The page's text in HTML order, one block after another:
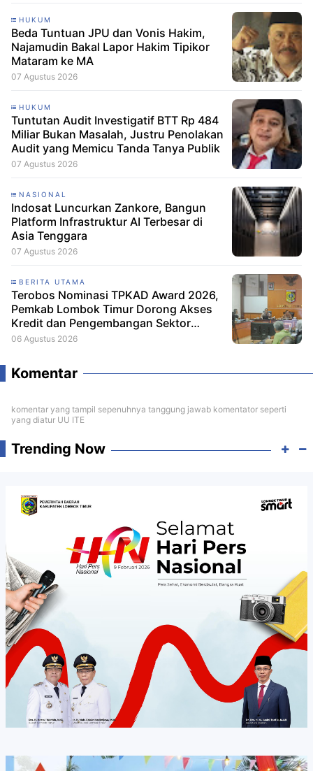
HUKUM
Beda Tuntuan JPU dan Vonis Hakim,
Najamudin Bakal Lapor Hakim Tipikor
Mataram ke MA
07 Agustus 2026
HUKUM
Tuntutan Audit Investigatif BTT Rp 484
Miliar Bukan Masalah, Justru Penolakan
Audit yang Memicu Tanda Tanya Publik
07 Agustus 2026
NASIONAL
Indosat Luncurkan Zankore, Bangun
Platform Infrastruktur AI Terbesar di
Asia Tenggara
07 Agustus 2026
BERITA UTAMA
Terobos Nominasi TPKAD Award 2026,
Pemkab Lombok Timur Dorong Akses
Kredit dan Pengembangan Sektor
Porang
06 Agustus 2026
Komentar
komentar yang tampil sepenuhnya tanggung jawab komentator seperti
yang diatur UU ITE
Trending Now